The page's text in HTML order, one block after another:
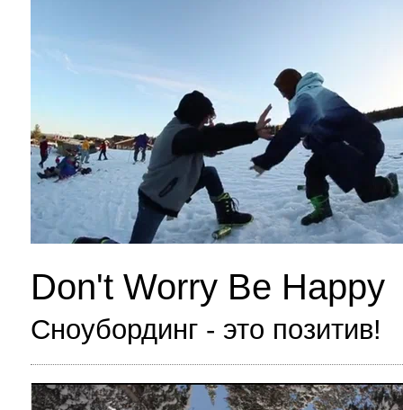
Don't Worry Be Happy
Сноубординг - это позитив!